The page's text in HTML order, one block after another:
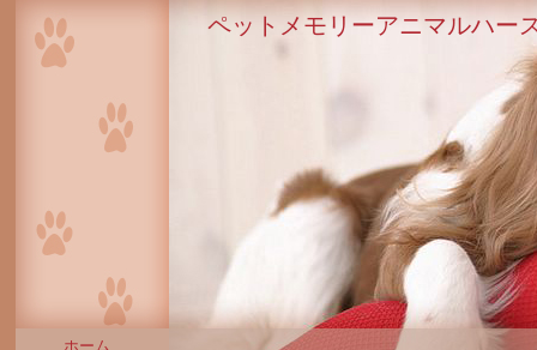
ペットメモリーアニマルハー
ホーム